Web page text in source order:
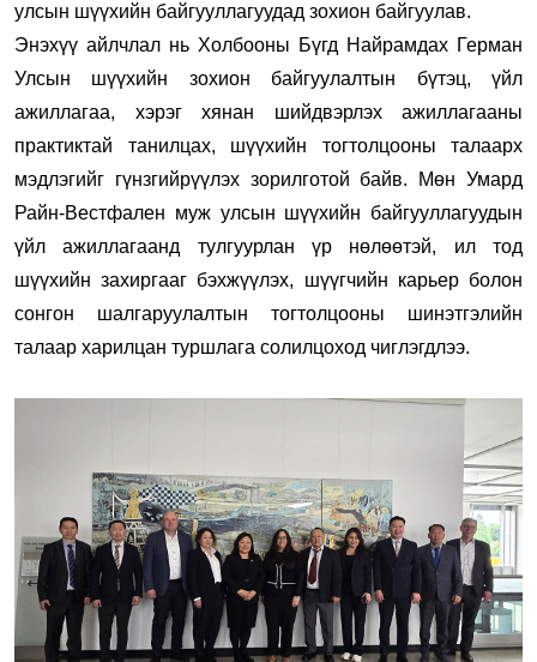
улсын шүүхийн байгууллагуудад зохион байгуулав.
Энэхүү айлчлал нь Холбооны Бүгд Найрамдах Герман
Улсын шүүхийн зохион байгуулалтын бүтэц, үйл
ажиллагаа, хэрэг хянан шийдвэрлэх ажиллагааны
практиктай танилцах, шүүхийн тогтолцооны талаарх
мэдлэгийг гүнзгийрүүлэх зорилготой байв. Мөн Умард
Райн-Вестфален муж улсын шүүхийн байгууллагуудын
үйл ажиллагаанд тулгуурлан үр нөлөөтэй, ил тод
шүүхийн захиргааг бэхжүүлэх, шүүгчийн карьер болон
сонгон шалгаруулалтын тогтолцооны шинэтгэлийн
талаар харилцан туршлага солилцоход чиглэгдлээ.